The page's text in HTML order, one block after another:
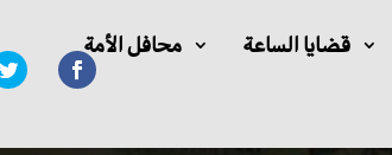
قضايا الساعة
محافل الأمة